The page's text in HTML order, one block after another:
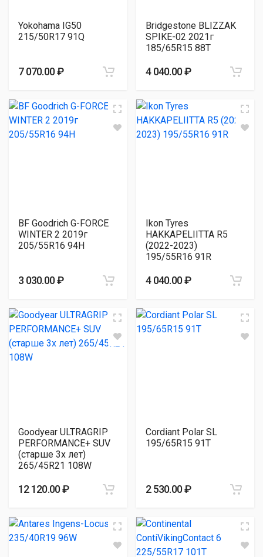
Yokohama IG50
215/50R17 91Q
7 070.00 ₽
Bridgestone BLIZZAK
SPIKE-02 2021г
185/65R15 88T
4 040.00 ₽
BF Goodrich G-FORCE
WINTER 2 2019г
205/55R16 94H
3 030.00 ₽
Ikon Tyres
HAKKAPELIITTA R5
(2022-2023)
195/55R16 91R
4 040.00 ₽
Goodyear ULTRAGRIP
PERFORMANCE+ SUV
(старше 3х лет)
265/45R21 108W
12 120.00 ₽
Cordiant Polar SL
195/65R15 91T
2 530.00 ₽